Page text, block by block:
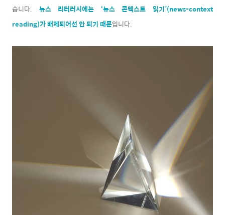
습니다. 뉴스 리터러시에는 ‘뉴스 콘텍스트 읽기’(news-context
reading)가 배제되어선 안 되기 때문입니다.